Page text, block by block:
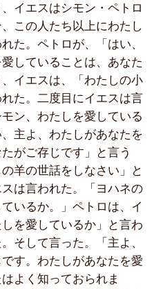
イエスはシモン・ペトロ
この人たち以上にわたし
た。ペトロが、「はい、
していることは、あなた
イエスは、「わたしの小
た。二度目にイエスは言
ン、わたしを愛している
主よ、わたしがあなたを
がご存じです」と言う
羊の世話をしなさい」と
は言われた。「ヨハネの
いるか。」ペトロは、イ
を愛しているか」と言わ
そして言った。「主よ、
す。わたしがあなたを愛
よく知っておられま